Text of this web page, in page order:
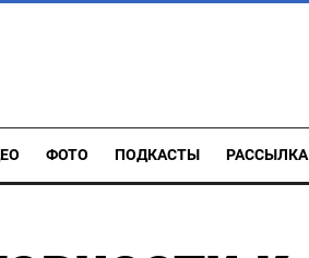
ФОТО ПОДКАСТЫ РАССЫЛКА